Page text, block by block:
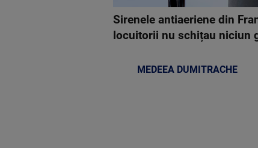
Sirenele antiaeriene din
locuitorii nu schițau niciun
MEDEEA DUMITRACHE